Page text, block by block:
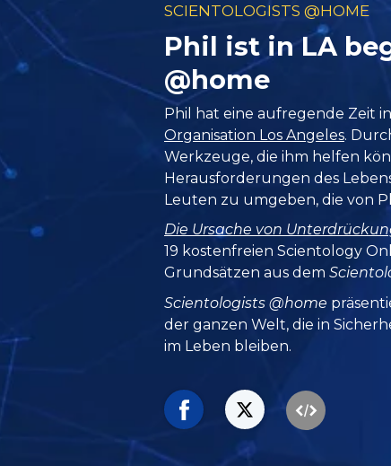
SCIENTOLOGISTS @HOME
Phil ist in LA
@home
Phil hat eine aufregende Zeit
Organisation Los Angeles.
Werkzeuge, die ihm helfen
Herausforderungen des
Leuten zu umgeben, die von
Die Ursache von
19 kostenfreien Scientology
Grundsätzen aus dem
Scientologists @home
der ganzen Welt, die in
im Leben bleiben.